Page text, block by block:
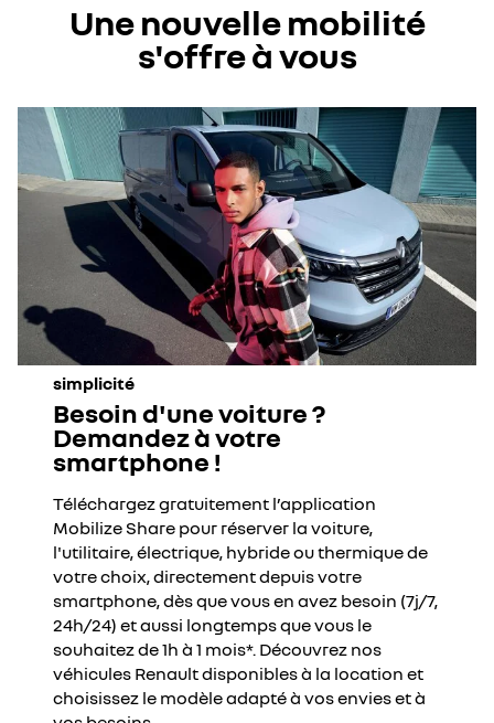
Une nouvelle mobilité
s'offre à vous
simplicité
Besoin d'une voiture ?
Demandez à votre
smartphone !
Téléchargez gratuitement l’application
Mobilize Share pour réserver la voiture,
l'utilitaire, électrique, hybride ou thermique de
votre choix, directement depuis votre
smartphone, dès que vous en avez besoin (7j/7,
24h/24) et aussi longtemps que vous le
souhaitez de 1h à 1 mois*. Découvrez nos
véhicules Renault disponibles à la location et
choisissez le modèle adapté à vos envies et à